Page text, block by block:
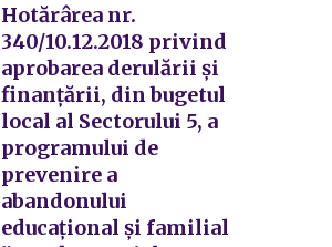
Hotărârea nr.
340/10.12.2018 privind
aprobarea derulării şi
finanţării, din bugetul
local al Sectorului 5, a
programului de
prevenire a
abandonului
educaţional și familial